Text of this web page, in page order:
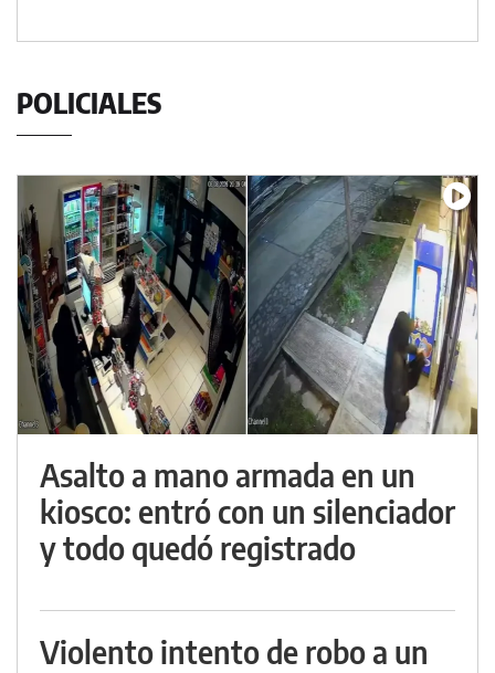
POLICIALES
Asalto a mano armada en un
kiosco: entró con un silenciador
y todo quedó registrado
Violento intento de robo a un